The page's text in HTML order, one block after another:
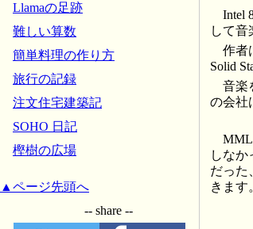
Intel
して音
作者
Solid
音楽
の会社
しなか
だった
きます
Llamaの足跡
難しい算数
簡単料理の作り方
旅行の記録
注文住宅建築記
SOHO 日記
樫樹の広場
▲ページ先頭へ
-- share --